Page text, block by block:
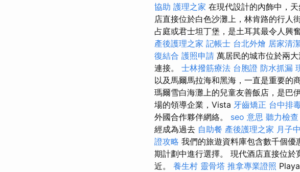
協助 護理之家 在現代設計的內飾中，
店直接位於白色沙灘上，林肯路的行人
占庭或君士坦丁堡，是土耳其最令人興
產後護理之家 記帳士 台北外燴 居家清
復結合 護照申請 萬居民的城市位於兩
連接。 士林撥筋療法 台胞證 防水抓漏
以及馬爾馬拉海和黑海，一直是重要的
瑪爾雪白海灘上的兒童友善飯店，是巴
場的領導企業，Vista 牙齒矯正 台中排
外國合作夥伴網絡。 seo 意思 聽力檢查
經成為過去 自助餐 產後護理之家 月子
證攻略 我們的旅遊資料庫包含數千個
期計劃中進行選擇。 現代酒店直接位
近。 養生村 靈骨塔 推拿專業證照 Playa